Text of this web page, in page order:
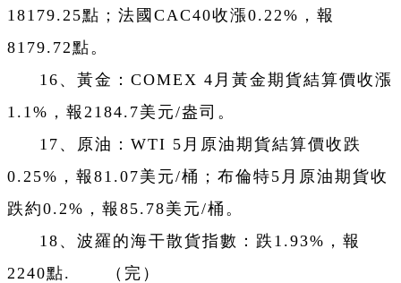
18179.25點；法國CAC40收漲0.22%，報
8179.72點。
16、黃金：COMEX 4月黃金期貨結算價收漲
1.1%，報2184.7美元/盎司。
17、原油：WTI 5月原油期貨結算價收跌
0.25%，報81.07美元/桶；布倫特5月原油期貨收
跌約0.2%，報85.78美元/桶。
18、波羅的海干散貨指數：跌1.93%，報
2240點. （完）